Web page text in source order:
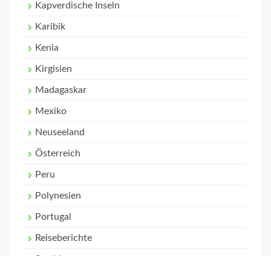
Kapverdische Inseln
Karibik
Kenia
Kirgisien
Madagaskar
Mexiko
Neuseeland
Österreich
Peru
Polynesien
Portugal
Reiseberichte